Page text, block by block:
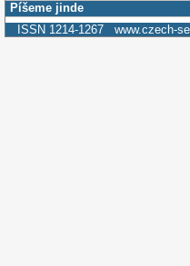
Píšeme jinde
ISSN 1214-1267 www.czech-